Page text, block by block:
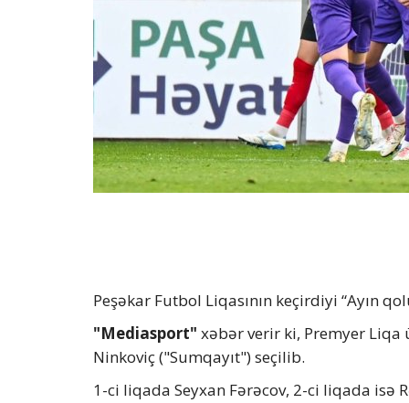
Peşəkar Futbol Liqasının keçirdiyi “Ayın
"Mediasport" xəbər verir ki, Premyer Liqa
Ninkoviç ("Sumqayıt") seçilib.
1-ci liqada Seyxan Fərəcov, 2-ci liqada isə